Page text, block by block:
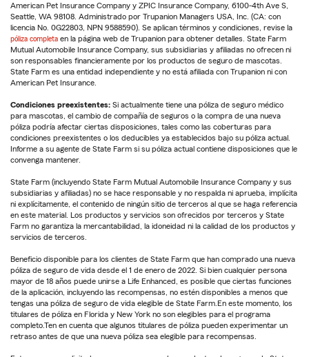
American Pet Insurance Company y ZPIC Insurance Company, 6100-4th Ave S,
Seattle, WA 98108. Administrado por Trupanion Managers USA, Inc. (CA: con
licencia No. 0G22803, NPN 9588590). Se aplican términos y condiciones, revise la
póliza completa en la página web de Trupanion para obtener detalles. State Farm
Mutual Automobile Insurance Company, sus subsidiarias y afiliadas no ofrecen ni
son responsables financieramente por los productos de seguro de mascotas.
State Farm es una entidad independiente y no está afiliada con Trupanion ni con
American Pet Insurance.
Condiciones preexistentes: Si actualmente tiene una póliza de seguro médico
para mascotas, el cambio de compañía de seguros o la compra de una nueva
póliza podría afectar ciertas disposiciones, tales como las coberturas para
condiciones preexistentes o los deducibles ya establecidos bajo su póliza actual.
Informe a su agente de State Farm si su póliza actual contiene disposiciones que le
convenga mantener.
State Farm (incluyendo State Farm Mutual Automobile Insurance Company y sus
subsidiarias y afiliadas) no se hace responsable y no respalda ni aprueba, implícita
ni explícitamente, el contenido de ningún sitio de terceros al que se haga referencia
en este material. Los productos y servicios son ofrecidos por terceros y State
Farm no garantiza la mercantabilidad, la idoneidad ni la calidad de los productos y
servicios de terceros.
Beneficio disponible para los clientes de State Farm que han comprado una nueva
póliza de seguro de vida desde el 1 de enero de 2022. Si bien cualquier persona
mayor de 18 años puede unirse a Life Enhanced, es posible que ciertas funciones
de la aplicación, incluyendo las recompensas, no estén disponibles a menos que
tengas una póliza de seguro de vida elegible de State Farm.En este momento, los
titulares de póliza en Florida y New York no son elegibles para el programa
completo.Ten en cuenta que algunos titulares de póliza pueden experimentar un
retraso antes de que una nueva póliza sea elegible para recompensas.